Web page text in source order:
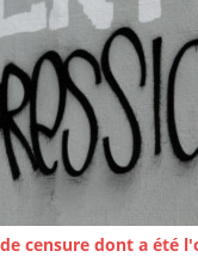
censure dont a été